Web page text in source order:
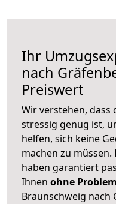
Ihr
nach
Preiswert
Wir verstehen, dass
stressig genug ist,
helfen, sich keine
machen zu müssen.
haben garantiert
Ihnen ohne
Braunschweig nach